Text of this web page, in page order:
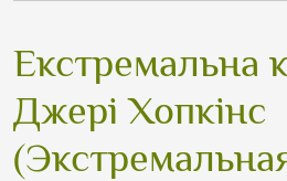
Екстремальна
Джері Хопкінс